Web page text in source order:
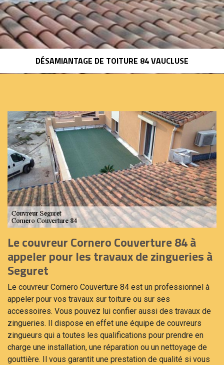
DÉSAMIANTAGE DE TOITURE 84 VAUCLUSE
Le couvreur Cornero Couverture 84 à
appeler pour les travaux de zingueries à
Seguret
Le couvreur Cornero Couverture 84 est un professionnel à
appeler pour vos travaux sur toiture ou sur ses
accessoires. Vous pouvez lui confier aussi des travaux de
zingueries. Il dispose en effet une équipe de couvreurs
zingueurs qui a toutes les qualifications pour prendre en
charge une installation, une réparation ou un nettoyage de
gouttière. Il vous garantit une prestation de qualité si vous